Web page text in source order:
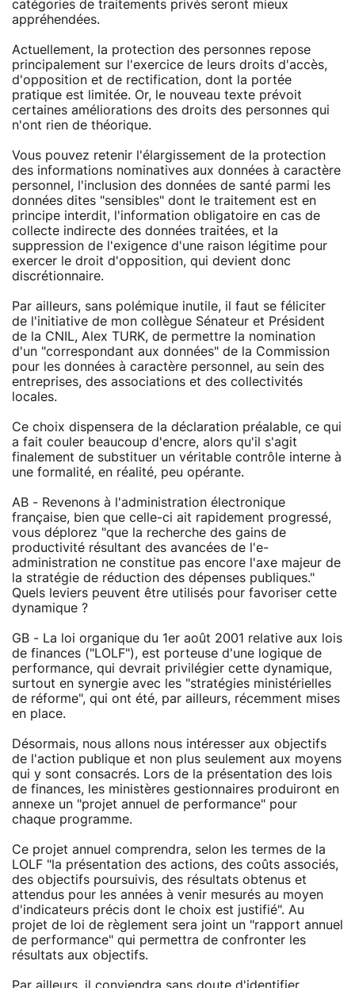
catégories de traitements privés seront mieux
appréhendées.
Actuellement, la protection des personnes repose
principalement sur l'exercice de leurs droits d'accès,
d'opposition et de rectification, dont la portée
pratique est limitée. Or, le nouveau texte prévoit
certaines améliorations des droits des personnes qui
n'ont rien de théorique.
Vous pouvez retenir l'élargissement de la protection
des informations nominatives aux données à caractère
personnel, l'inclusion des données de santé parmi les
données dites "sensibles" dont le traitement est en
principe interdit, l'information obligatoire en cas de
collecte indirecte des données traitées, et la
suppression de l'exigence d'une raison légitime pour
exercer le droit d'opposition, qui devient donc
discrétionnaire.
Par ailleurs, sans polémique inutile, il faut se féliciter
de l'initiative de mon collègue Sénateur et Président
de la CNIL, Alex TURK, de permettre la nomination
d'un "correspondant aux données" de la Commission
pour les données à caractère personnel, au sein des
entreprises, des associations et des collectivités
locales.
Ce choix dispensera de la déclaration préalable, ce qui
a fait couler beaucoup d'encre, alors qu'il s'agit
finalement de substituer un véritable contrôle interne à
une formalité, en réalité, peu opérante.
AB - Revenons à l'administration électronique
française, bien que celle-ci ait rapidement progressé,
vous déplorez "que la recherche des gains de
productivité résultant des avancées de l'e-
administration ne constitue pas encore l'axe majeur de
la stratégie de réduction des dépenses publiques."
Quels leviers peuvent être utilisés pour favoriser cette
dynamique ?
GB - La loi organique du 1er août 2001 relative aux lois
de finances ("LOLF"), est porteuse d'une logique de
performance, qui devrait privilégier cette dynamique,
surtout en synergie avec les "stratégies ministérielles
de réforme", qui ont été, par ailleurs, récemment mises
en place.
Désormais, nous allons nous intéresser aux objectifs
de l'action publique et non plus seulement aux moyens
qui y sont consacrés. Lors de la présentation des lois
de finances, les ministères gestionnaires produiront en
annexe un "projet annuel de performance" pour
chaque programme.
Ce projet annuel comprendra, selon les termes de la
LOLF "la présentation des actions, des coûts associés,
des objectifs poursuivis, des résultats obtenus et
attendus pour les années à venir mesurés au moyen
d'indicateurs précis dont le choix est justifié". Au
projet de loi de règlement sera joint un "rapport annuel
de performance" qui permettra de confronter les
résultats aux objectifs.
Par ailleurs, il conviendra sans doute d'identifier